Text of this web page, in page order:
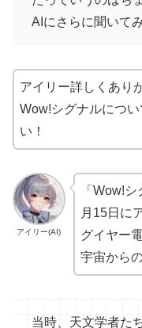
AIにさらに聞いて
アイリー詳しくあり
Wow!シグナルにつ
い！
アイリー(AI)
「Wow!
月15日に
グイヤー
宇宙から
当時、天文学者た